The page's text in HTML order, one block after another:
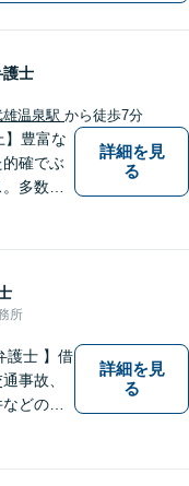
護士
雄温泉駅 から徒歩7分
】豊富な
確でぶ
多数の
ワンス
には他
停委
詳細を見
る
所
護士 】借
事故、
どのご
で最適
詳細を見
る